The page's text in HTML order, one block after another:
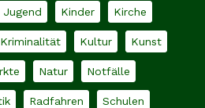
Jugend Kinder Kirche
Kriminalität Kultur Kunst
Natur Notfälle
Radfahren Schulen